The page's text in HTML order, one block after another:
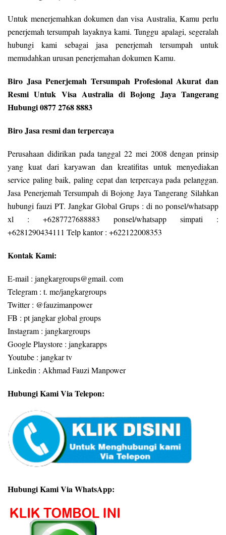
Untuk menerjemahkan dokumen dan visa Australia, Kamu perlu
penerjemah tersumpah layaknya kami. Tunggu apalagi, segeralah
hubungi kami sebagai jasa penerjemah tersumpah untuk
memudahkan urusan penerjemahan dokumen Kamu.
Biro Jasa Penerjemah Tersumpah Profesional Akurat dan
Resmi Untuk Visa Australia di Bojong Jaya Tangerang
Hubungi 0877 2768 8883
Biro Jasa resmi dan terpercaya
Perusahaan didirikan pada tanggal 22 mei 2008 dengan prinsip
yang kuat dari karyawan dan kreatifitas untuk menyediakan
service paling baik, paling cepat dan terpercaya pada pelanggan.
Jasa Penerjemah Tersumpah di Bojong Jaya Tangerang Silahkan
hubungi fauzi PT. Jangkar Global Grups : di no ponsel/whatsapp
xl : +6287727688883 ponsel/whatsapp simpati :
+6281290434111 Telp kantor : +622122008353
Kontak Kami:
E-mail : jangkargroups@gmail. com
Telegram : t. me/jangkargroups
Twitter : @fauzimanpower
FB : pt jangkar global groups
Instagram : jangkargroups
Google Playstore : jangkarapps
Youtube : jangkar tv
Linkedin : Akhmad Fauzi Manpower
Hubungi Kami Via Telepon:
Hubungi Kami Via WhatsApp: